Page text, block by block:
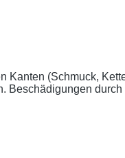
(Schmuck,
Beschädigungen